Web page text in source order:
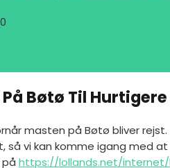
Bøtø Til
masten på Bøtø bliver
så vi kan komme igang med
på https://lollands.net/